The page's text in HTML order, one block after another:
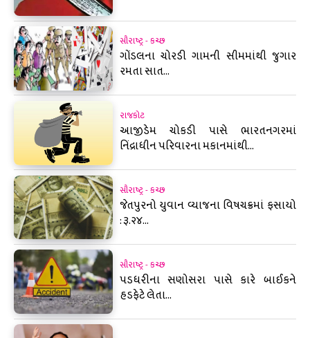
સૌરાષ્ટ્ર - કચ્છ
ગોંડલના ચોરડી ગામની સીમમાંથી જુગાર
રમતા સાત...
રાજકોટ
આજીડેમ ચોકડી પાસે ભારતનગરમાં
નિંદ્રાધીન પરિવારના મકાનમાંથી...
સૌરાષ્ટ્ર - કચ્છ
જેતપુરનો યુવાન વ્યાજના વિષચક્રમાં ફસાયો
: રૂ.૨૪...
સૌરાષ્ટ્ર - કચ્છ
પડધરીના સણોસરા પાસે કારે બાઈકને
હડફેટે લેતા...